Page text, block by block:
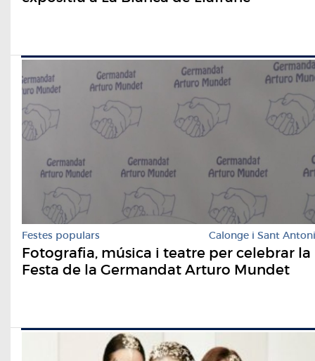
Festes populars Calonge i Sant Antoni
Fotografia, música i teatre per celebrar la
Festa de la Germandat Arturo Mundet